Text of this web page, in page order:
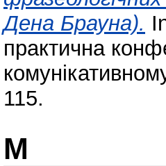
Дена Брауна).
практична
115.
М